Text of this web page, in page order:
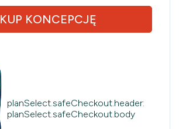
KUP KONCEPCJĘ
planSelect.safeCheckout.header:
planSelect.safeCheckout.body